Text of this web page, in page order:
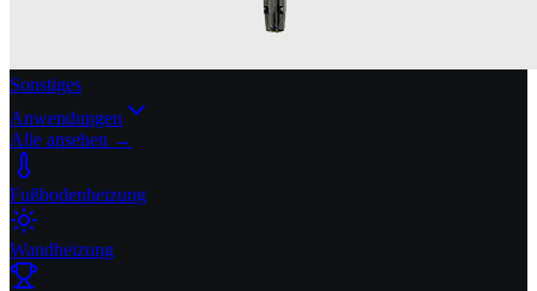
Sonstiges
Anwendungen
Alle ansehen →
Fußbodenheizung
Wandheizung